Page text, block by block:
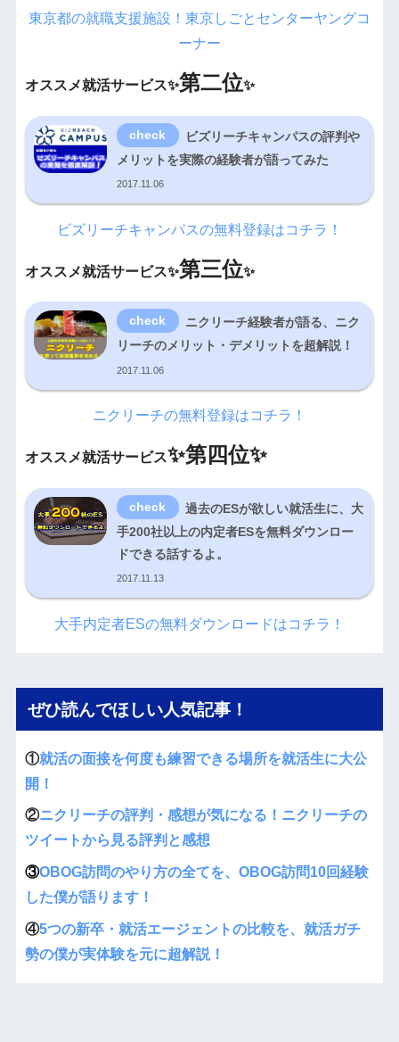
東京都の就職支援施設！東京しごとセンターヤングコ
ーナー
オススメ就活サービス✨第二位✨
ビズリーチキャンパスの評判や
メリットを実際の経験者が語ってみた
2017.11.06
ビズリーチキャンパスの無料登録はコチラ！
オススメ就活サービス✨第三位✨
ニクリーチ経験者が語る、ニク
リーチのメリット・デメリットを超解説！
2017.11.06
ニクリーチの無料登録はコチラ！
オススメ就活サービス✨第四位✨
過去のESが欲しい就活生に、大
手200社以上の内定者ESを無料ダウンロー
ドできる話するよ。
2017.11.13
大手内定者ESの無料ダウンロードはコチラ！
ぜひ読んでほしい人気記事！
①就活の面接を何度も練習できる場所を就活生に大公
開！
②ニクリーチの評判・感想が気になる！ニクリーチの
ツイートから見る評判と感想
③OBOG訪問のやり方の全てを、OBOG訪問10回経験
した僕が語ります！
④5つの新卒・就活エージェントの比較を、就活ガチ
勢の僕が実体験を元に超解説！